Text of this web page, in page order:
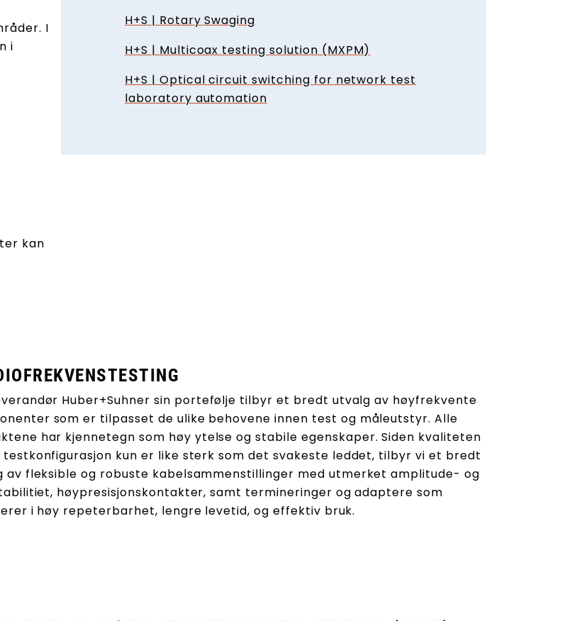
I
i
kan
H+S | Rotary Swaging
H+S | Multicoax testing solution (MXPM)
H+S | Optical circuit switching for network test
laboratory automation
Huber+Suhner sin portefølje tilbyr et bredt utvalg av høyfrekvente
som er tilpasset de ulike behovene innen test og måleutstyr. Alle
har kjennetegn som høy ytelse og stabile egenskaper. Siden kvaliteten
testkonfigurasjon kun er like sterk som det svakeste leddet, tilbyr vi et bredt
av fleksible og robuste kabelsammenstillinger med utmerket amplitude- og
høypresisjonskontakter, samt termineringer og adaptere som
i høy repeterbarhet, lengre levetid, og effektiv bruk.